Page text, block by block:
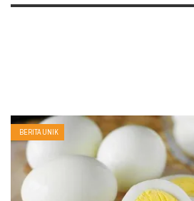
BERITA UNIK